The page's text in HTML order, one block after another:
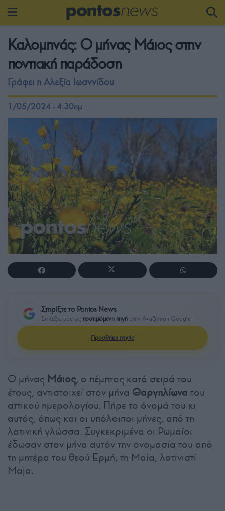
Καλομηνάς: Ο μήνας Μάιος στην
ποντιακή παράδοση
Γράφει η Αλεξία Ιωαννίδου
1/05/2024 - 4:30πμ
Στηρίξτε το Pontos News
Επιλέξτε μας ως προτιμώμενη πηγή στην Αναζήτηση Google
Προσθήκη πηγής
Ο μήνας Μάιος, ο πέμπτος κατά σειρά του
έτους, αντιστοιχεί στον μήνα Θαργηλίωνα του
αττικού ημερολογίου. Πήρε το όνομά του κι
αυτός, όπως και οι υπόλοιποι μήνες, από τη
λατινική γλώσσα. Συγκεκριμένα οι Ρωμαίοι
έδωσαν στον μήνα αυτόν την ονομασία του από
τη μητέρα του θεού Ερμή, τη Μαία, λατινιστί
Maja.